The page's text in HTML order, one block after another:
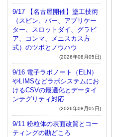
9/17 【名古屋開催】塗工技術
（スピン、バー、アプリケー
ター、スロットダイ、グラビ
ア、コンマ、メニスカス方
式）のツボとノウハウ
(2026年08月05日)
9/16 電子ラボノート（ELN）
やLIMSなどラボシステムにお
けるCSVの最適化とデータイ
ンテグリティ対応
(2026年08月05日)
9/11 粉粒体の表面改質とコー
ティングの勘どころ